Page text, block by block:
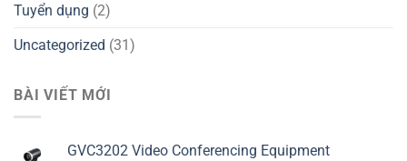
Tuyển dụng (2)
Uncategorized (31)
BÀI VIẾT MỚI
GVC3202 Video Conferencing Equipment